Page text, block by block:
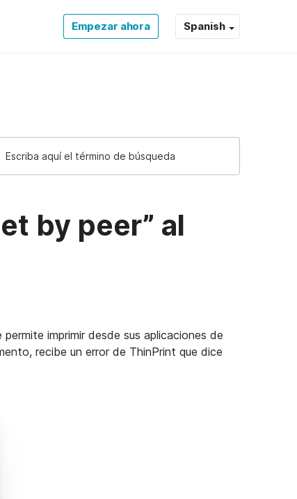
Empezar ahora Spanish
by peer” al
imprimir desde sus aplicaciones de
recibe un error de ThinPrint que dice